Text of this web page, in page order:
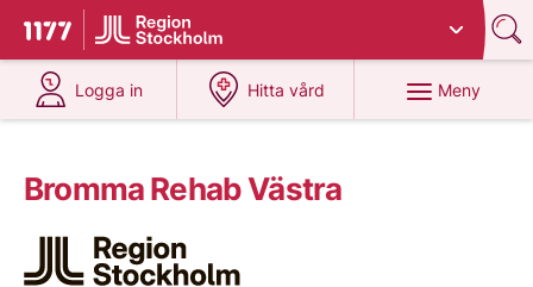
Till startsidan för 1177
Du har valt region
Logga in
på 1177.se
Hitta vård
på 1177.se
Meny
Bromma Rehab Västra